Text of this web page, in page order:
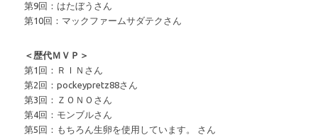
第9回：はたぼうさん
第10回：マックファームサダテクさん
＜歴代ＭＶＰ＞
第1回：ＲＩＮさん
第2回：pockeypretz88さん
第3回：ＺＯＮＯさん
第4回：モンブルさん
第5回：もちろん生卵を使用しています。 さん